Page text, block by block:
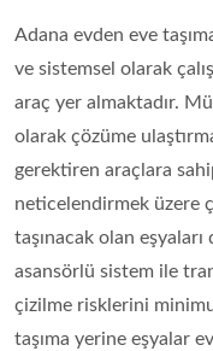
Adana evden eve
ve sistemsel olarak
araç yer almaktadır.
olarak çözüme
gerektiren araçlara
neticelendirmek üzere
taşınacak olan
asansörlü sistem ile
çizilme risklerini
taşıma yerine eşyalar